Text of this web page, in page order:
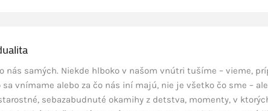
samých. Niekde hlboko v našom vnútri tušíme – vieme,
vnímame alebo za čo nás iní majú, nie je všetko čo sme –
sebazabudnuté okamihy z detstva, momenty, v